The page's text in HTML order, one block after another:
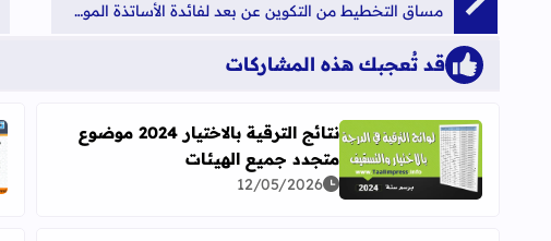
مساق التخطيط من التكوين عن بعد لفائدة الأساتذة الموظفين بموجب عقود
قد تُعجبك هذه المشاركات
اقرأ المزيد عن نتائج الترقية بالاختيار 2024 موضوع متجدد جميع الهيئات
نتائج الترقية بالاختيار 2024 موضوع
متجدد جميع الهيئات
12/05/2026